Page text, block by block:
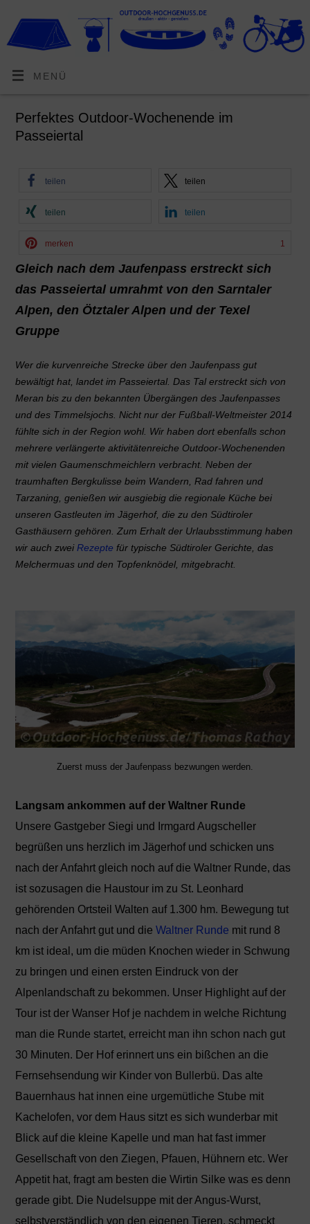
MENÜ
Perfektes Outdoor-Wochenende im
Passeiertal
teilen teilen
teilen teilen
merken 1
Gleich nach dem Jaufenpass erstreckt sich
das Passeiertal umrahmt von den Sarntaler
Alpen, den Ötztaler Alpen und der Texel
Gruppe
Wer die kurvenreiche Strecke über den Jaufenpass gut
bewältigt hat, landet im Passeiertal. Das Tal erstreckt sich von
Meran bis zu den bekannten Übergängen des Jaufenpasses
und des Timmelsjochs. Nicht nur der Fußball-Weltmeister 2014
fühlte sich in der Region wohl. Wir haben dort ebenfalls schon
mehrere verlängerte aktivitätenreiche Outdoor-Wochenenden
mit vielen Gaumenschmeichlern verbracht. Neben der
traumhaften Bergkulisse beim Wandern, Rad fahren und
Tarzaning, genießen wir ausgiebig die regionale Küche bei
unseren Gastleuten im Jägerhof, die zu den Südtiroler
Gasthäusern gehören. Zum Erhalt der Urlaubsstimmung haben
wir auch zwei Rezepte für typische Südtiroler Gerichte, das
Melchermuas und den Topfenknödel, mitgebracht.
Zuerst muss der Jaufenpass bezwungen werden.
Langsam ankommen auf der Waltner Runde
Unsere Gastgeber Siegi und Irmgard Augscheller
begrüßen uns herzlich im Jägerhof und schicken uns
nach der Anfahrt gleich noch auf die Waltner Runde, das
ist sozusagen die Haustour im zu St. Leonhard
gehörenden Ortsteil Walten auf 1.300 hm. Bewegung tut
nach der Anfahrt gut und die Waltner Runde mit rund 8
km ist ideal, um die müden Knochen wieder in Schwung
zu bringen und einen ersten Eindruck von der
Alpenlandschaft zu bekommen. Unser Highlight auf der
Tour ist der Wanser Hof je nachdem in welche Richtung
man die Runde startet, erreicht man ihn schon nach gut
30 Minuten. Der Hof erinnert uns ein bißchen an die
Fernsehsendung wir Kinder von Bullerbü. Das alte
Bauernhaus hat innen eine urgemütliche Stube mit
Kachelofen, vor dem Haus sitzt es sich wunderbar mit
Blick auf die kleine Kapelle und man hat fast immer
Gesellschaft von den Ziegen, Pfauen, Hühnern etc. Wer
Appetit hat, fragt am besten die Wirtin Silke was es denn
gerade gibt. Die Nudelsuppe mit der Angus-Wurst,
selbstverständlich von den eigenen Tieren, schmeckt